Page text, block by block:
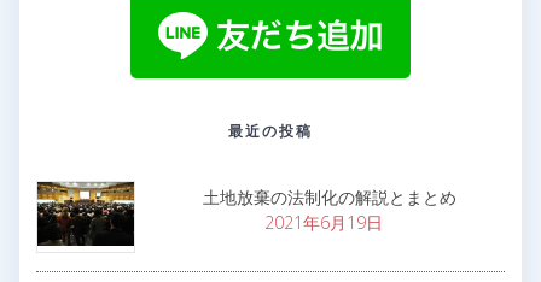
最近の投稿
土地放棄の法制化の解説とまとめ
2021年6月19日